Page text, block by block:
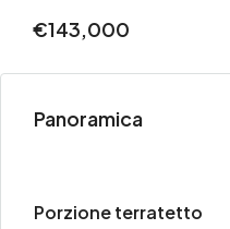
€143,000
Panoramica
Porzione terratetto